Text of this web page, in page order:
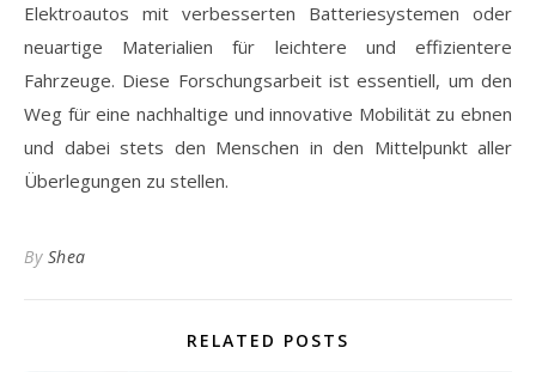
Elektroautos mit verbesserten Batteriesystemen oder
neuartige Materialien für leichtere und effizientere
Fahrzeuge. Diese Forschungsarbeit ist essentiell, um den
Weg für eine nachhaltige und innovative Mobilität zu ebnen
und dabei stets den Menschen in den Mittelpunkt aller
Überlegungen zu stellen.
By Shea
RELATED POSTS